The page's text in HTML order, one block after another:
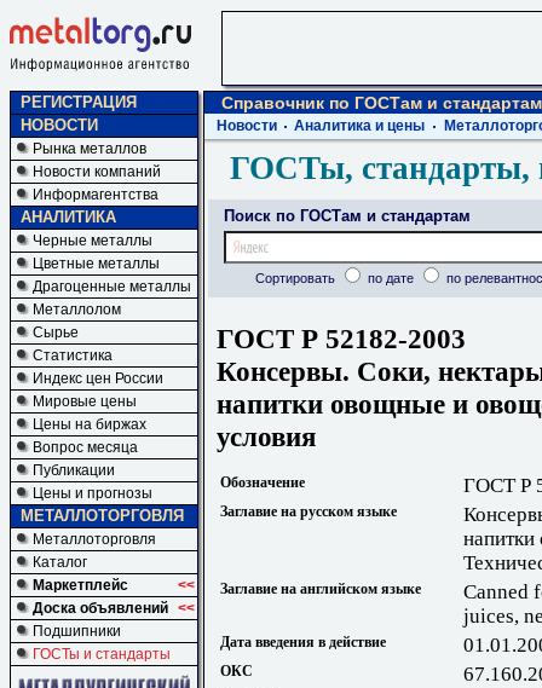
РЕГИСТРАЦИЯ
НОВОСТИ
Рынка металлов
Новости компаний
Информагентства
АНАЛИТИКА
Черные металлы
Цветные металлы
Драгоценные металлы
Металлолом
Сырье
Статистика
Индекс цен России
Мировые цены
Цены на биржах
Вопрос месяца
Публикации
Цены и прогнозы
МЕТАЛЛОТОРГОВЛЯ
Металлоторговля
Каталог
Маркетплейс
<<
Доска объявлений <<
Подшипники
ГОСТы и стандарты
Справочник по ГОСТам и стандартам
Новости Аналитика и цены
ГОСТы, стандарты,
Поиск по ГОСТам и стандартам
Сортировать по дате по
ГОСТ Р 52182-2003
Консервы. Соки,
напитки овощные и
условия
Обозначение ГОСТ Р
Заглавие на русском языке
Заглавие на английском языке
Canned
juices,
Дата введения в действие
ОКС